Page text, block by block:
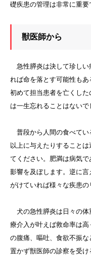
礎疾患の管理は非常に重要
獣医師から
急性膵炎は決して珍しい
れば命を落とす可能性も
初めて担当患者を亡くし
は一生忘れることはないで
普段から人間の食べてい
以上に与えたりすること
てください。肥満は病気
影響を及ぼします。逆に
がけていれば様々な疾患の
犬の急性膵炎は日々の体
療介入が叶えば救命率は
の腹痛、嘔吐、食欲不振
置かず獣医師の診察を受け